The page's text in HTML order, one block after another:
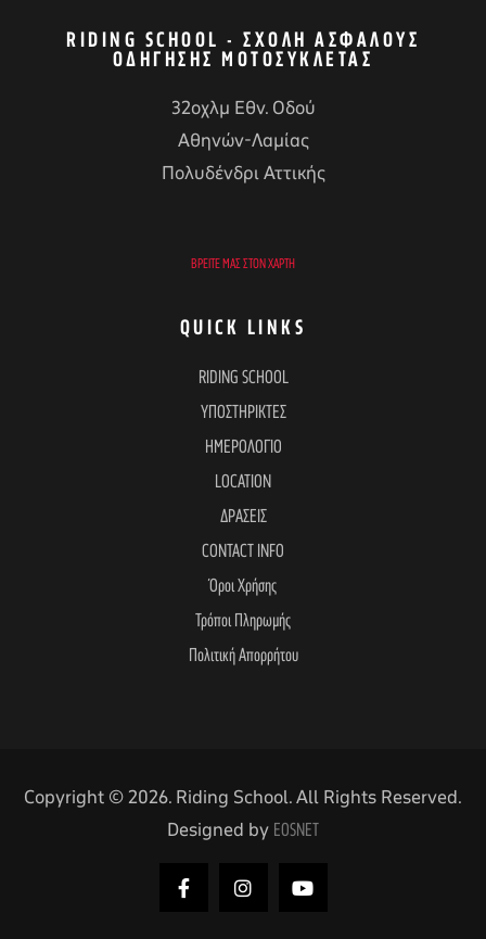
RIDING SCHOOL - ΣΧΟΛΉ ΑΣΦΑΛΟΎΣ
ΟΔΉΓΗΣΗΣ ΜΟΤΟΣΥΚΛΈΤΑΣ
32οχλμ Εθν. Οδού
Αθηνών-Λαμίας
Πολυδένδρι Αττικής
ΒΡΕΊΤΕ ΜΑΣ ΣΤΟΝ ΧΆΡΤΗ
QUICK LINKS
RIDING SCHOOL
ΥΠΟΣΤΗΡΙΚΤΕΣ
ΗΜΕΡΟΛΟΓΙΟ
LOCATION
ΔΡΑΣΕΙΣ
CONTACT INFO
Όροι Χρήσης
Τρόποι Πληρωμής
Πολιτική Απορρήτου
Copyright © 2026. Riding School. All Rights Reserved.
Designed by EOSNET